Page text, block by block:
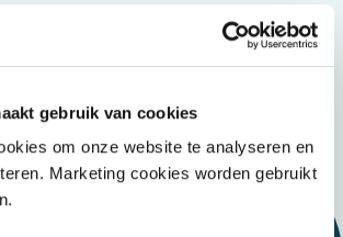
gebruik van cookies
om onze website te analyseren en
Marketing cookies worden gebruikt